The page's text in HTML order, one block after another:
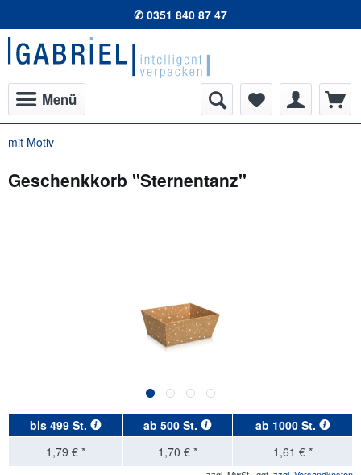
✆ 0351 840 87 47
Menü
mit Motiv
Geschenkkorb "Sternentanz"
bis 499 St. ab 500 St. ab 1000 St.
1,79 € *
1,70 € * 1,61 € *